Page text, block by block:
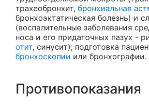
трахеобронхит, бронхиальная
бронхоэктатическая болезнь) и
(воспалительные заболевания
носа и его придаточных пазух -
отит, синусит); подготовка
бронхоскопии или бронхографии.
Противопоказания